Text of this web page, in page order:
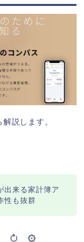
説します。
出来る家計簿ア
性も抜群